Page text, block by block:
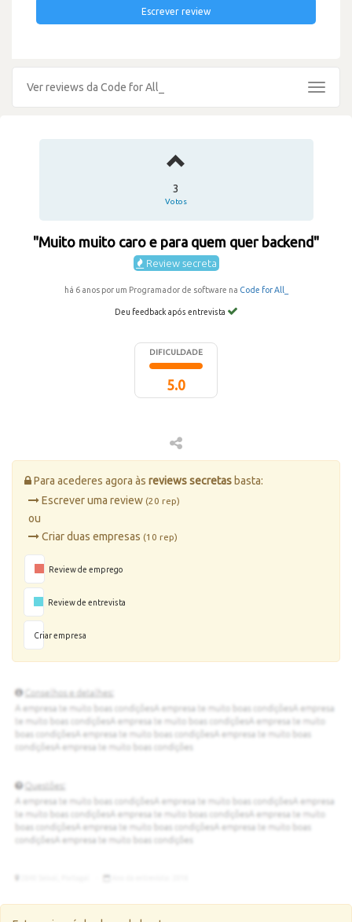
Escrever review
Ver reviews da Code for All_
Toggle
3
Votos
"Muito muito caro e para quem quer backend"
Review secreta
há 6 anos por um Programador de software na Code for All_
Deu feedback após entrevista
DIFICULDADE
5.0
Para acederes agora às reviews secretas basta:
Escrever uma review (20 rep)
ou
Criar duas empresas (10 rep)
Review de emprego
Review de entrevista
Criar empresa